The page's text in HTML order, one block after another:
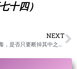
十四）
NEXT